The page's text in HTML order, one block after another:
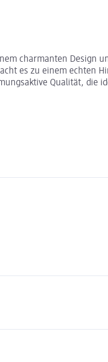
charmanten
es zu einem echten
Qualität,